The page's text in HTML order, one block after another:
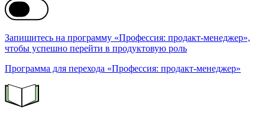
Запишитесь на программу «Профессия: продакт-менеджер»,
чтобы успешно перейти в продуктовую роль
Программа для перехода «Профессия: продакт-менеджер»